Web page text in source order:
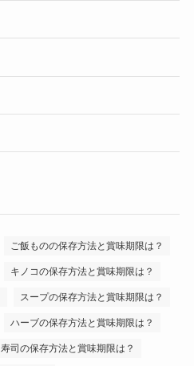
ご飯ものの保存方法と賞味期限は？
キノコの保存方法と賞味期限は？
スープの保存方法と賞味期限は？
ハーブの保存方法と賞味期限は？
寿司の保存方法と賞味期限は？